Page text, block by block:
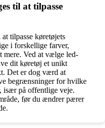
til at tilpasse
tilpasse køretøjets
i forskellige farver,
mere. Ved at vælge led-
dit køretøj et unikt
Det er dog værd at
begrænsninger for hvilke
især på offentlige veje.
før du ændrer pærer